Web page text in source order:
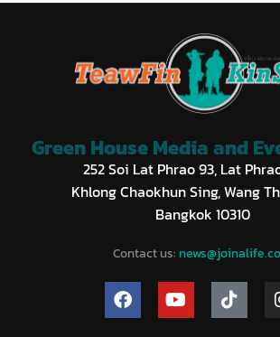
Green House Media and
252 Soi Lat Phrao 93, Lat
Khlong Chaokhun Sing, Wang
Bangkok 10310
Contact us: